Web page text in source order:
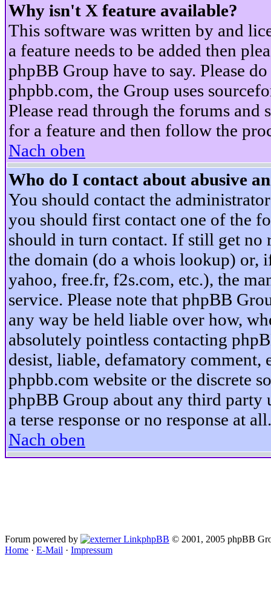
Why isn't X feature available?
This software was written by and
a feature needs to be added then
phpBB Group have to say. Please
phpbb.com, the Group uses
Please read through the forums
for a feature and then follow the
Nach oben
Who do I contact about abusive
You should contact the
you should first contact one of the
should in turn contact. If still get no
the domain (do a whois lookup) or,
yahoo, free.fr, f2s.com, etc.), the
service. Please note that phpBB
any way be held liable over how,
absolutely pointless contacting
desist, liable, defamatory
phpbb.com website or the discrete
phpBB Group about any third party
a terse response or no response at all.
Nach oben
Forum powered by phpBB © 2001, 2005 phpBB
Home · E-Mail · Impressum